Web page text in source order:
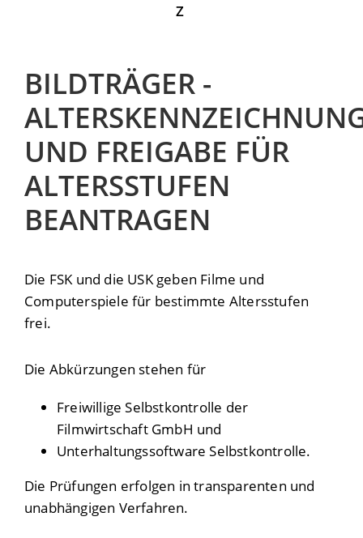
Z
BILDTRÄGER -
UND FREIGABE FÜR
ALTERSSTUFEN
BEANTRAGEN
Die FSK und die USK geben Filme und
Computerspiele für bestimmte Altersstufen
frei.
Die Abkürzungen stehen für
Freiwillige Selbstkontrolle der
Filmwirtschaft GmbH und
Unterhaltungssoftware Selbstkontrolle.
Die Prüfungen erfolgen in transparenten und
unabhängigen Verfahren.